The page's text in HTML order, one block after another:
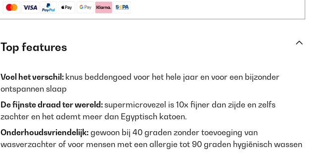
Top features
Voel het verschil: knus beddengoed voor het hele jaar en voor een bijzonder
ontspannen slaap
De fijnste draad ter wereld:supermicrovezel is 10x fijner dan zijde en zelfs
zachter en het ademt meer dan Egyptisch katoen.
Onderhoudsvriendelijk: gewoon bij 40 graden zonder toevoeging van
wasverzachter of voor mensen met een allergie tot 90 graden hygiënisch wassen